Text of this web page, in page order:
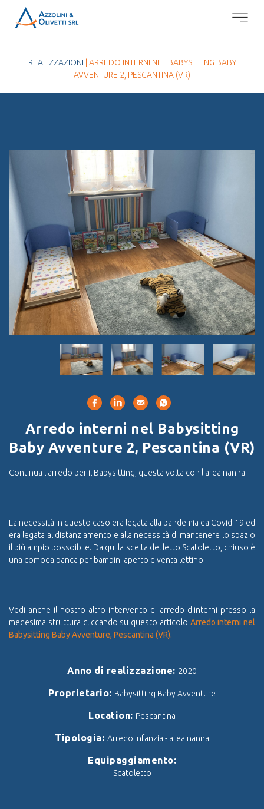
REALIZZAZIONI | ARREDO INTERNI NEL BABYSITTING BABY
AVVENTURE 2, PESCANTINA (VR)
Arredo interni nel Babysitting
Baby Avventure 2, Pescantina (VR)
Continua l'arredo per il Babysitting, questa volta con l'area nanna.
La necessità in questo caso era legata alla pandemia da Covid-19 ed
era legata al distanziamento e alla necessità di mantenere lo spazio
il più ampio possoibile. Da qui la scelta del letto Scatoletto, chiuso è
una comoda panca per bambini aperto diventa lettino.
Vedi anche il nostro altro intervento di arredo d'interni presso la
medesima struttura cliccando su questo articolo Arredo interni nel
Babysitting Baby Avventure, Pescantina (VR).
Anno di realizzazione: 2020
Proprietario: Babysitting Baby Avventure
Location: Pescantina
Tipologia: Arredo infanzia - area nanna
Equipaggiamento:
Scatoletto